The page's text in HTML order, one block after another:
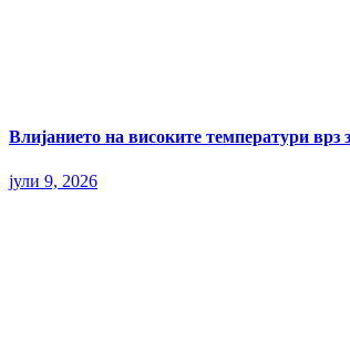
Влијанието на високите температури
јули 9, 2026